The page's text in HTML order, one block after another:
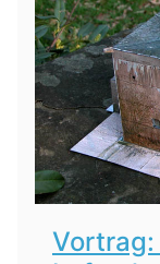
Vortrag: